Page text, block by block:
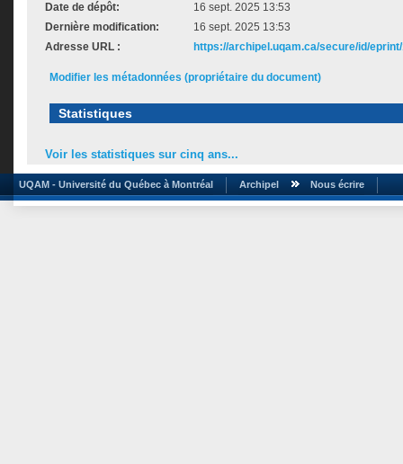
Date de dépôt:
16 sept. 2025 13:53
Dernière modification:
16 sept. 2025 13:53
Adresse URL :
https://archipel.uqam.ca/secure/id/
Modifier les métadonnées (propriétaire du document)
Statistiques
Voir les statistiques sur cinq ans...
UQAM - Université du Québec à Montréal Archipel Nous écrire